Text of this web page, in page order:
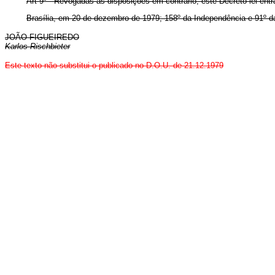
Brasília, em 20 de dezembro de 1979; 158º da Independência e 91º
JOÃO FIGUEIREDO
Karlos Rischbieter
Este texto não substitui o publicado no D.O.U. de 21.12.1979